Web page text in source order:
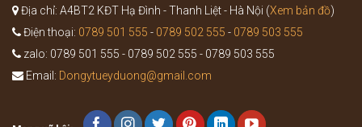
Địa chỉ: A4BT2 KĐT Hạ Đình - Thanh Liệt - Hà Nội (Xem bản đồ)
Điện thoại: 0789 501 555 - 0789 502 555 - 0789 503 555
zalo: 0789 501 555 - 0789 502 555 - 0789 503 555
Email: Dongytueyduong@gmail.com